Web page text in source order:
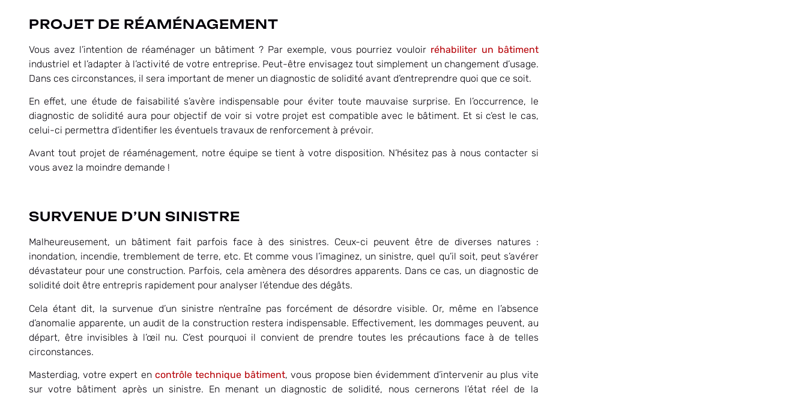
PROJET DE RÉAMÉNAGEMENT
Vous avez l’intention de réaménager un bâtiment ? Par exemple, vous pourriez vouloir réhabiliter un bâtiment
industriel et l’adapter à l’activité de votre entreprise. Peut-être envisagez tout simplement un changement d’usage.
Dans ces circonstances, il sera important de mener un diagnostic de solidité avant d’entreprendre quoi que ce soit.
En effet, une étude de faisabilité s’avère indispensable pour éviter toute mauvaise surprise. En l’occurrence, le
diagnostic de solidité aura pour objectif de voir si votre projet est compatible avec le bâtiment. Et si c’est le cas,
celui-ci permettra d’identifier les éventuels travaux de renforcement à prévoir.
Avant tout projet de réaménagement, notre équipe se tient à votre disposition. N’hésitez pas à nous contacter si
vous avez la moindre demande !
SURVENUE D’UN SINISTRE
Malheureusement, un bâtiment fait parfois face à des sinistres. Ceux-ci peuvent être de diverses natures :
inondation, incendie, tremblement de terre, etc. Et comme vous l’imaginez, un sinistre, quel qu’il soit, peut s’avérer
dévastateur pour une construction. Parfois, cela amènera des désordres apparents. Dans ce cas, un diagnostic de
solidité doit être entrepris rapidement pour analyser l’étendue des dégâts.
Cela étant dit, la survenue d’un sinistre n’entraîne pas forcément de désordre visible. Or, même en l’absence
d’anomalie apparente, un audit de la construction restera indispensable. Effectivement, les dommages peuvent, au
départ, être invisibles à l’œil nu. C’est pourquoi il convient de prendre toutes les précautions face à de telles
circonstances.
Masterdiag, votre expert en contrôle technique bâtiment, vous propose bien évidemment d’intervenir au plus vite
sur votre bâtiment après un sinistre. En menant un diagnostic de solidité, nous cernerons l’état réel de la